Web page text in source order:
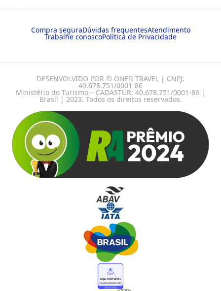
Compra seguraDúvidas frequentesAtendimento
Trabalhe conoscoPolítica de Privacidade
DESENVOLVIDO POR © ONER TRAVEL | CNPJ:
40.678.751/0001-86
Ministério do Turismo – CADASTUR: 40.678.751/0001-86 |
Brasil | 2023. Todos os direitos reservados.